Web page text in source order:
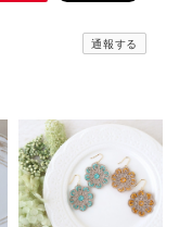
通報する